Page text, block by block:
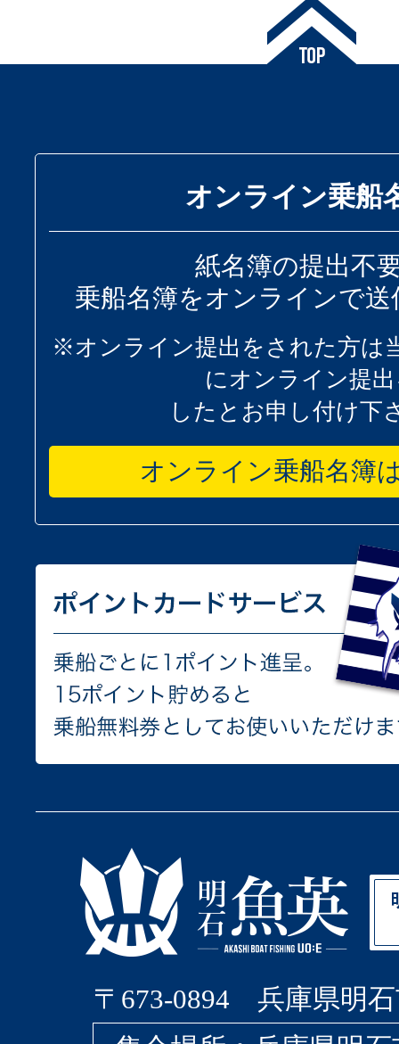
オンライン乗船
紙名簿の提出不
乗船名簿をオンラインで
※オンライン提出をされた方は
にオンライン提
したとお申し付け下
オンライン乗船名簿
〒673-0894 兵庫県明石